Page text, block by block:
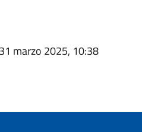
marzo 2025, 10:38